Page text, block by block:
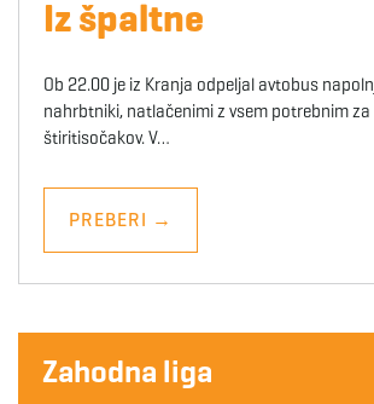
Iz špaltne
Ob 22.00 je iz Kranja odpeljal avtobus
nahrbtniki, natlačenimi z vsem potrebnim za
štiritisočakov. V…
PREBERI →
Zahodna liga